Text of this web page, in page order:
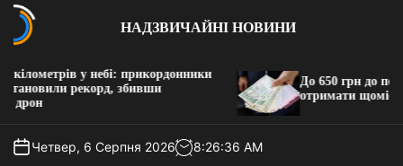
НАДЗВИЧАЙНІ НОВИНИ
у небі: прикордонники
рекорд, збивши
До 650 грн до пенсії:
отримати щомісячну
Четвер, 6 Серпня 2026 8:26:37 AM